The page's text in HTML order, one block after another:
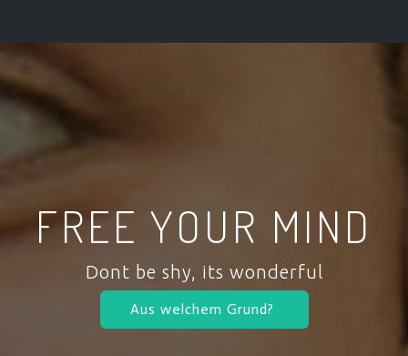
FREE YOUR MIND
Dont be shy, its wonderful
Aus welchem Grund?